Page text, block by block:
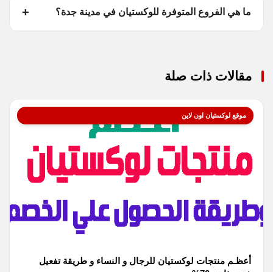
ما هي الفروع المتوفرة للوكستيان في مدينة جدة؟
مقالات ذات صلة
موقع لوكستيان اون لاين
أعظـم منتجات لوكستيان للرجال و النساء و طريقة تفعيل